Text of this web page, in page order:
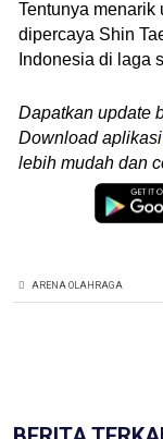
Tentunya menarik
dipercaya Shin
Indonesia di laga
Dapatkan update
Download aplikasi
lebih mudah dan
ARENA OLAHRAGA